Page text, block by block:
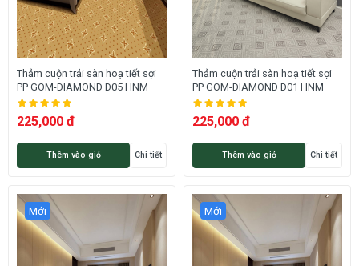
Thảm cuộn trải sàn hoạ tiết sợi
PP GOM-DIAMOND D05 HNM
225,000 đ
Thêm vào giỏ Chi tiết
Thảm cuộn trải sàn hoạ tiết sợi
PP GOM-DIAMOND D01 HNM
225,000 đ
Thêm vào giỏ Chi tiết
Mới Mới